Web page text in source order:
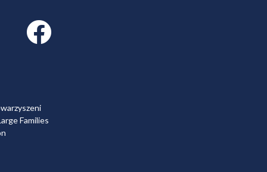
Facebook link
Families